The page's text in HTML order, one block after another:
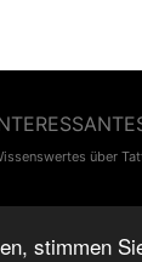
stimmen
über
♥ Tattoo-